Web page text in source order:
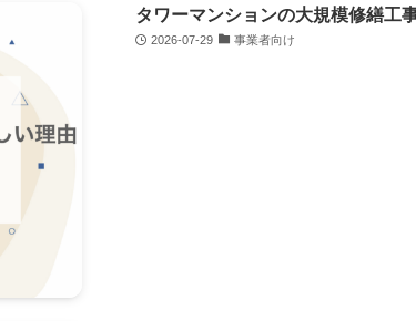
タワーマンションの大規模修繕工
2026-07-29 事業者向け